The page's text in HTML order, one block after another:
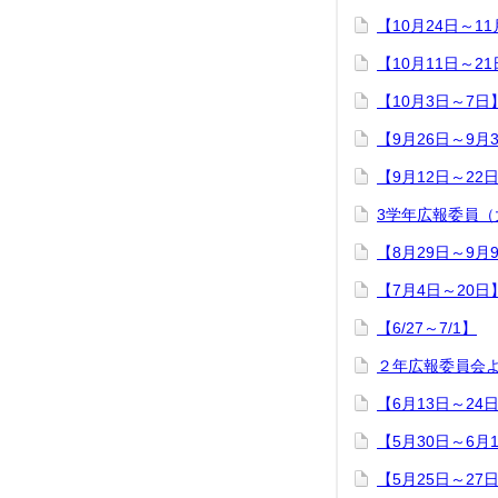
【10月24日～
【10月11日～21
【10月3日～7日
【9月26日～9月
【9月12日～22
3学年広報委員
【8月29日～9月
【7月4日～20日
【6/27～7/1】
２年広報委員会
【6月13日～24
【5月30日～6月
【5月25日～27